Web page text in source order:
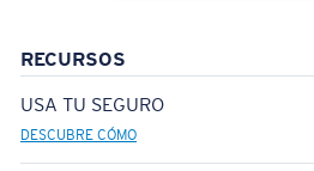
RECURSOS
USA TU SEGURO
DESCUBRE CÓMO